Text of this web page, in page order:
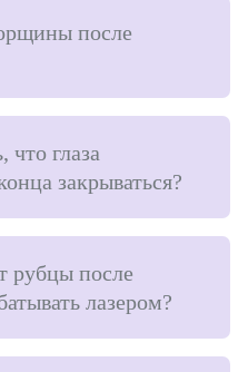
после
глаза
закрываться?
рубцы после
лазером?